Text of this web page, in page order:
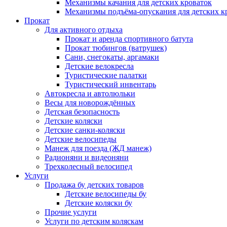
Механизмы качания для детских кроваток
Механизмы подъёма-опускания для детских
Прокат
Для активного отдыха
Прокат и аренда спортивного батута
Прокат тюбингов (ватрушек)
Сани, снегокаты, аргамаки
Детские велокресла
Туристические палатки
Туристический инвентарь
Автокресла и автолюльки
Весы для новорождённых
Детская безопасность
Детские коляски
Детские санки-коляски
Детские велосипеды
Манеж для поезда (ЖД манеж)
Радионяни и видеоняни
Трехколесный велосипед
Услуги
Продажа бу детских товаров
Детские велосипеды бу
Детские коляски бу
Прочие услуги
Услуги по детским коляскам